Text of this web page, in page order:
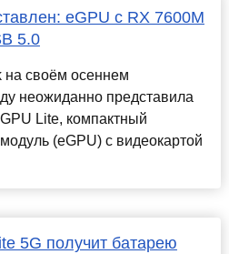
eGPU с RX 7600M
5.0
на своём осеннем
неожиданно представила
Lite, компактный
(eGPU) с видеокартой
5G получит батарею